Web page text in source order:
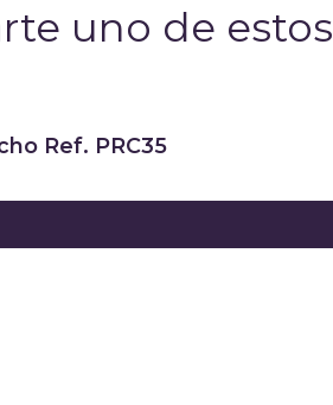
uno de estos
Ref. PRC35